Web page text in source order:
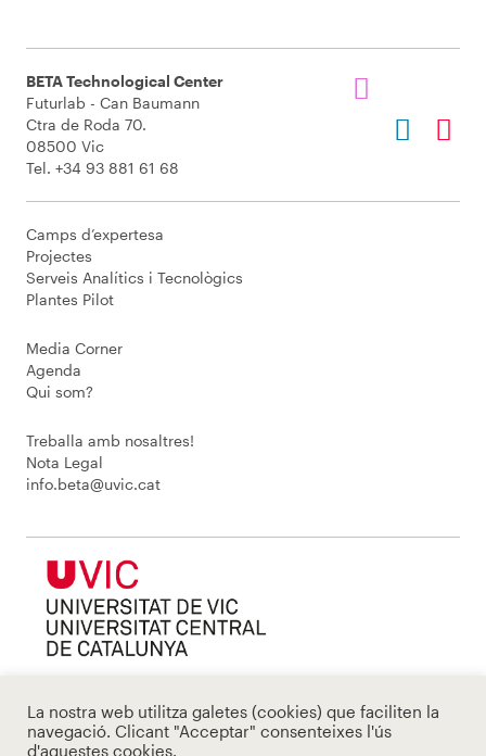
BETA Technological Center
Futurlab - Can Baumann
Ctra de Roda 70.
08500 Vic
Tel. +34 93 881 61 68
Camps d’expertesa
Projectes
Serveis Analítics i Tecnològics
Plantes Pilot
Media Corner
Agenda
Qui som?
Treballa amb nosaltres!
Nota Legal
info.beta@uvic.cat
La nostra web utilitza galetes (cookies) que faciliten la
navegació. Clicant "Acceptar" consenteixes l'ús
d'aquestes cookies.